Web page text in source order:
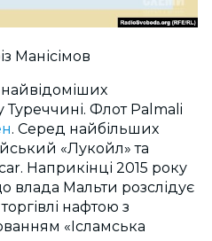
Манісімов
Туреччині. Флот Palmali
. Серед найбільших
«Лукойл» та
Наприкінці 2015 року
влада Мальти розслідує
нафтою з
«Ісламська